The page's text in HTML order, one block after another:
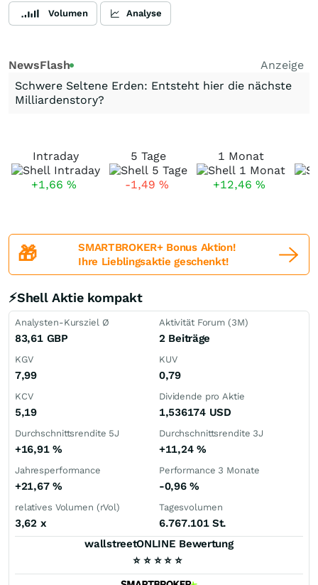
Volumen Analyse
NewsFlash
Anzeige
Schwere Seltene Erden: Entsteht hier die nächste
Milliardenstory?
Intraday
+1,66 %
5 Tage
-1,49 %
1 Monat
+12,46 %
🎁
SMARTBROKER+ Bonus Aktion!
Ihre Lieblingsaktie geschenkt!
⚡Shell Aktie kompakt
Analysten-Kursziel Ø
83,61 GBP
Aktivität Forum (3M)
2 Beiträge
KGV
7,99
KUV
0,79
KCV
5,19
Dividende pro Aktie
1,536174 USD
Durchschnittsrendite 5J
+16,91 %
Durchschnittsrendite 3J
+11,24 %
Jahresperformance
+21,67 %
Performance 3 Monate
-0,96%
relatives Volumen (rVol)
3,62 x
Tagesvolumen
6.767.101 St.
wallstreetONLINE Bewertung
⭐ ⭐ ⭐ ⭐ ⭐